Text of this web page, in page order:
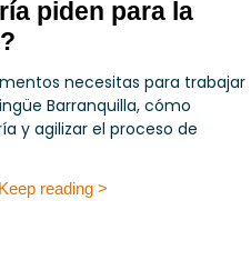
piden para la
necesitas para trabajar
Barranquilla, cómo
y agilizar el proceso de
Keep reading >